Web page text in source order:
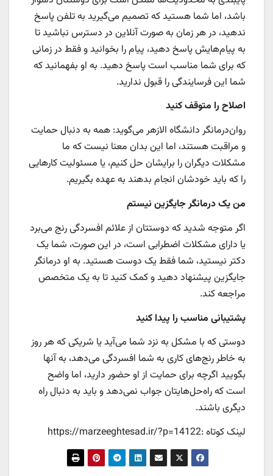
باشد، اما شما هستید که تصمیم می‌گیرید به تلفن پاسخ
ندهید، در هر زمان به صورت آنلاین در دسترس نباشید تا
به پیام‌هایش پاسخ دهید، پیام را بخوانید و فقط در زمانی
که برای شما مناسب است پاسخ دهید. به او بفهمانید که
شما این فرسایندگی را قبول ندارید.
اصلاح را متوقف کنید
روان‌درمانگر دانشگاه الازهر می‌گوید: همه به دنبال حمایت
و مراقبت هستند، اما این بدان معنا نیست که ما
مشکلات دیگران را برایشان حل کنیم، یا مسئولیت کارهایی
را که باید خودشان انجام بدهند به عهده بگیریم.
من یک درمانگر جایگزین نیستم
اگر متوجه شدید که دوستتان از علائم افسردگی رنج می‌برد
یا دارای مشکلات اضطرابی است، در این صورت، شما یک
دکتر نیستید، شما فقط یک دوست هستید. به او درمانگر
جایگزین پیشنهاد دهید و کمک کنید تا به یک متخصص
مراجعه کند.
پشتیبانی مناسب را پیدا کنید
دوستی که با مشکل به نزد شما می‌آید یا شریکی که هر روز
به خاطر رنج‌های کاری به شما افسردگی می‌دهد، به آنها
بگویید اگرچه برای حمایت از او حضور دارید، اما واضح
است که راه‌حل‌هایتان جواب نمی‌دهد و باید به دنبال راه
دیگری باشند.
لینک کوتاه :https://marzeeghtesad.ir/?p=14122